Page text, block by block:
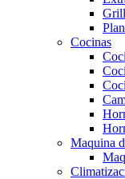
Cocinas
Maquina